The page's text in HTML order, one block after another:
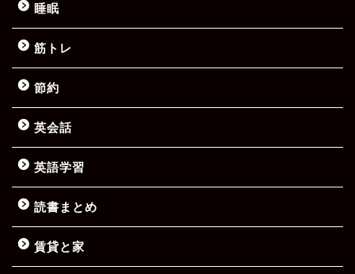
睡眠
筋トレ
節約
英会話
英語学習
読書まとめ
賃貸と家